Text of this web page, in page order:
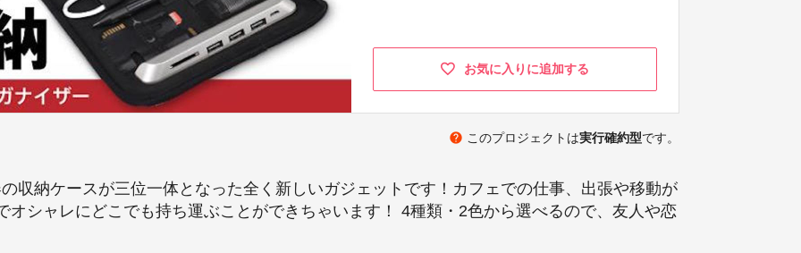
お気に入りに追加する
help このプロジェクトは実行確約型です。
収納ケースが三位一体となった全く新しいガジェットです！カフェでの仕事、出張や移動が
オシャレにどこでも持ち運ぶことができちゃいます！ 4種類・2色から選べるので、友人や恋